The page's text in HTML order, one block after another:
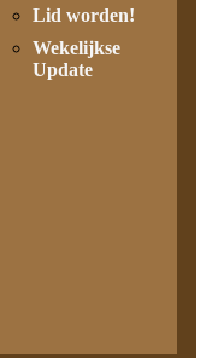
Lid worden!
Wekelijkse
Update